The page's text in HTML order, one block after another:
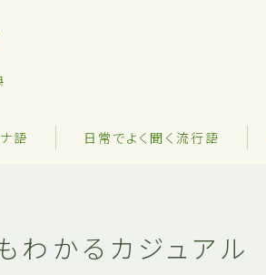
語 日常でよく聞く流行語
わかるカジュアル